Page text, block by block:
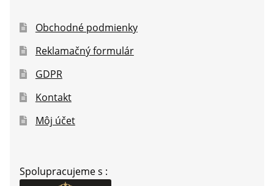
Obchodné podmienky
Reklamačný formulár
GDPR
Kontakt
Môj účet
Spolupracujeme s :